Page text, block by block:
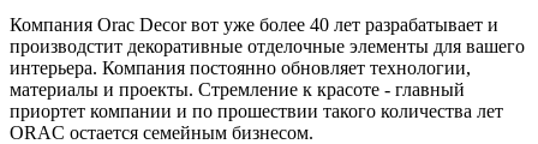
Компания Orac Decor вот уже более 40 лет разрабатывает и
производстит декоративные отделочные элементы для вашего
интерьера. Компания постоянно обновляет технологии,
материалы и проекты. Стремление к красоте - главный
приортет компании и по прошествии такого количества лет
ORAC остается семейным бизнесом.